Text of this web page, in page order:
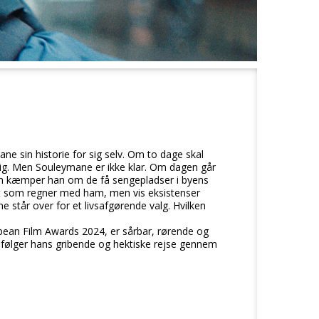
sin historie for sig selv. Om to dage skal
Men Souleymane er ikke klar. Om dagen går
kæmper han om de få sengepladser i byens
regner med ham, men vis eksistenser
står over for et livsafgørende valg. Hvilken
Film Awards 2024, er sårbar, rørende og
hans gribende og hektiske rejse gennem